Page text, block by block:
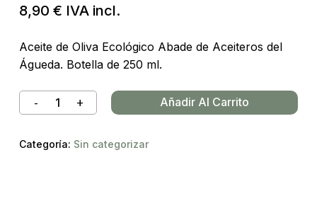
8,90 € IVA incl.
Aceite de Oliva Ecológico Abade de Aceiteros del
Águeda. Botella de 250 ml.
Añadir Al Carrito
Categoría: Sin categorizar